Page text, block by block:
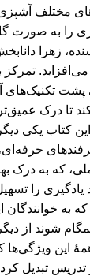
مختلف
را به صورت
زهرا
می‌افزاید.
تکنیک‌های
تا درک
این کتاب یکی
که به درک
را
به خوانندگان
شوند از
این ویژگی‌ها
تبدیل